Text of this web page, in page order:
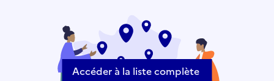
Accéder à la liste complète